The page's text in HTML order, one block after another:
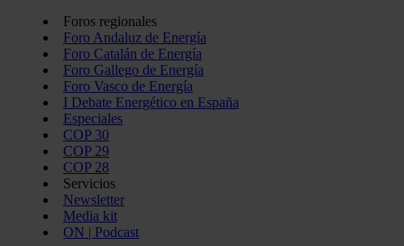
Foros regionales
Foro Andaluz de Energía
Foro Catalán de Energía
Foro Gallego de Energía
Foro Vasco de Energía
I Debate Energético en España
Especiales
COP 30
COP 29
COP 28
Servicios
Newsletter
Media kit
ON | Podcast